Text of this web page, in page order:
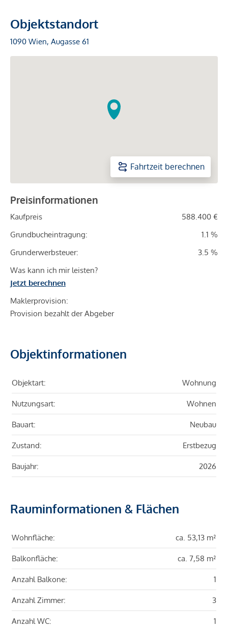
Objektstandort
1090 Wien, Augasse 61
Fahrtzeit berechnen
Preisinformationen
Kaufpreis
588.400 €
Grundbucheintragung:
1.1 %
Grunderwerbsteuer:
3.5 %
Was kann ich mir leisten?
Jetzt berechnen
Maklerprovision:
Provision bezahlt der Abgeber
Objektinformationen
Objektart: Wohnung
Nutzungsart: Wohnen
Bauart: Neubau
Zustand: Erstbezug
Baujahr: 2026
Rauminformationen & Flächen
Wohnfläche: ca. 53,13 m²
Balkonfläche: ca. 7,58 m²
Anzahl Balkone: 1
Anzahl Zimmer: 3
Anzahl WC: 1